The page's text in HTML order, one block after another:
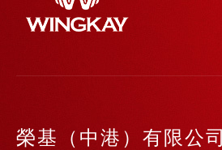
榮基（中港）有限公司